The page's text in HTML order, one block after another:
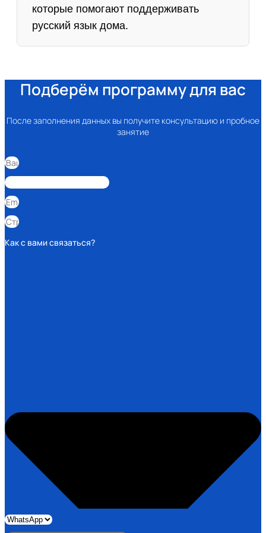
которые помогают поддерживать
русский язык дома.
Подберём программу для вас
После заполнения данных вы получите консультацию и пробное
занятие
Как с вами связаться?